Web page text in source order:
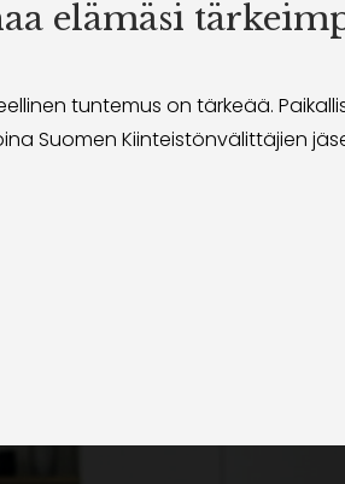
elämäsi
tuntemus on tärkeää.
Suomen Kiinteistönvälittäjien